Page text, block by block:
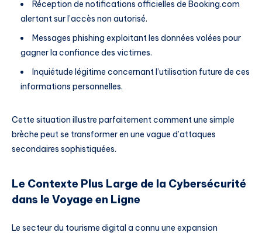
Réception de notifications officielles de Booking.com
alertant sur l’accès non autorisé.
Messages phishing exploitant les données volées pour
gagner la confiance des victimes.
Inquiétude légitime concernant l’utilisation future de ces
informations personnelles.
Cette situation illustre parfaitement comment une simple
brèche peut se transformer en une vague d’attaques
secondaires sophistiquées.
Le Contexte Plus Large de la Cybersécurité
dans le Voyage en Ligne
Le secteur du tourisme digital a connu une expansion